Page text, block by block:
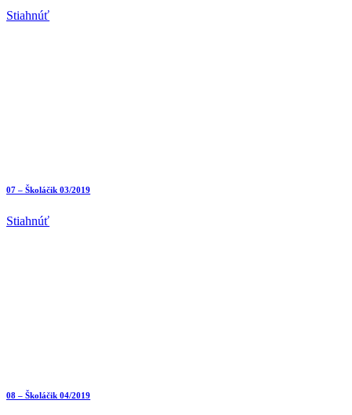
Stiahnúť
07 – Školáčik 03/2019
Stiahnúť
08 – Školáčik 04/2019